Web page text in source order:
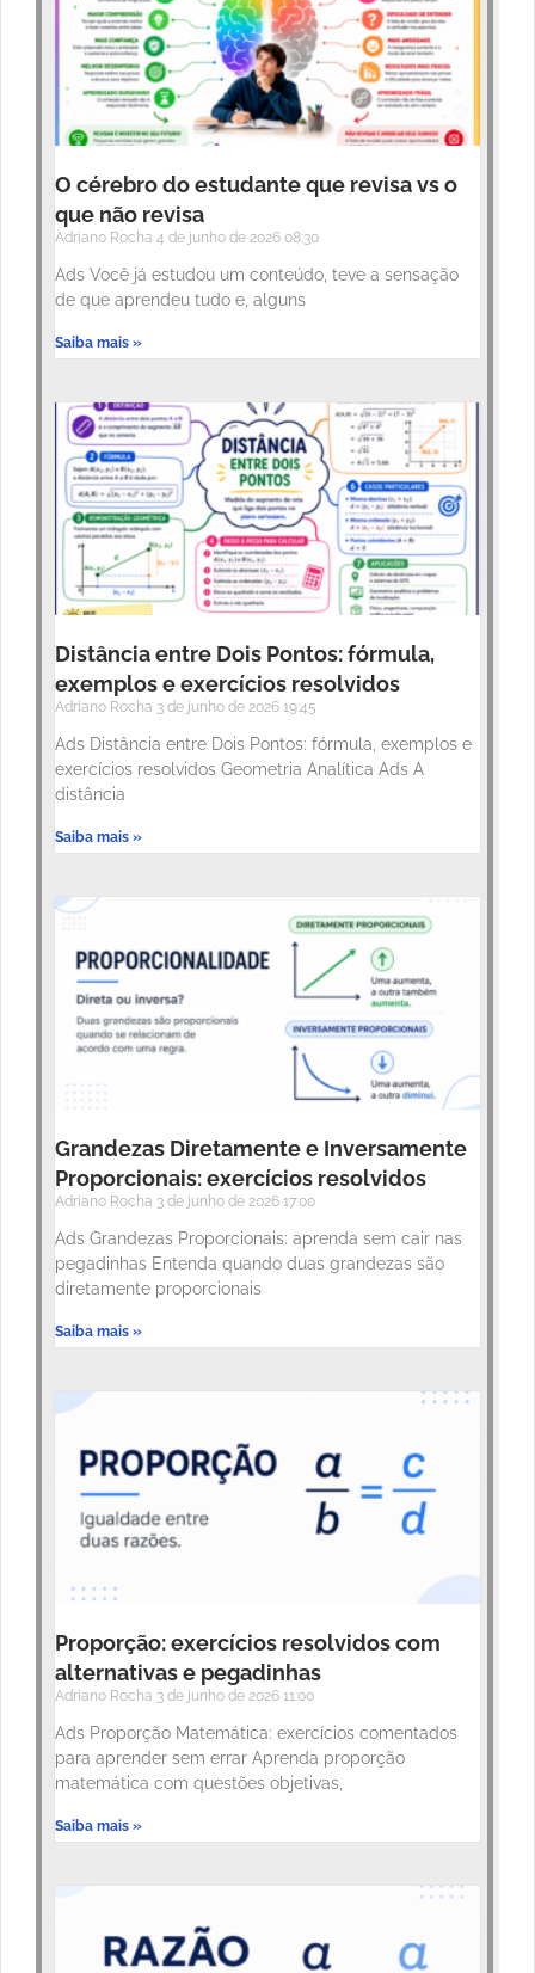
O cérebro do estudante que revisa vs o
que não revisa
Adriano Rocha 4 de junho de 2026 08:30
Ads Você já estudou um conteúdo, teve a sensação
de que aprendeu tudo e, alguns
Saiba mais »
Distância entre Dois Pontos: fórmula,
exemplos e exercícios resolvidos
Adriano Rocha 3 de junho de 2026 19:45
Ads Distância entre Dois Pontos: fórmula, exemplos e
exercícios resolvidos Geometria Analítica Ads A
distância
Saiba mais »
Grandezas Diretamente e Inversamente
Proporcionais: exercícios resolvidos
Adriano Rocha 3 de junho de 2026 17:00
Ads Grandezas Proporcionais: aprenda sem cair nas
pegadinhas Entenda quando duas grandezas são
diretamente proporcionais
Saiba mais »
Proporção: exercícios resolvidos com
alternativas e pegadinhas
Adriano Rocha 3 de junho de 2026 11:00
Ads Proporção Matemática: exercícios comentados
para aprender sem errar Aprenda proporção
matemática com questões objetivas,
Saiba mais »